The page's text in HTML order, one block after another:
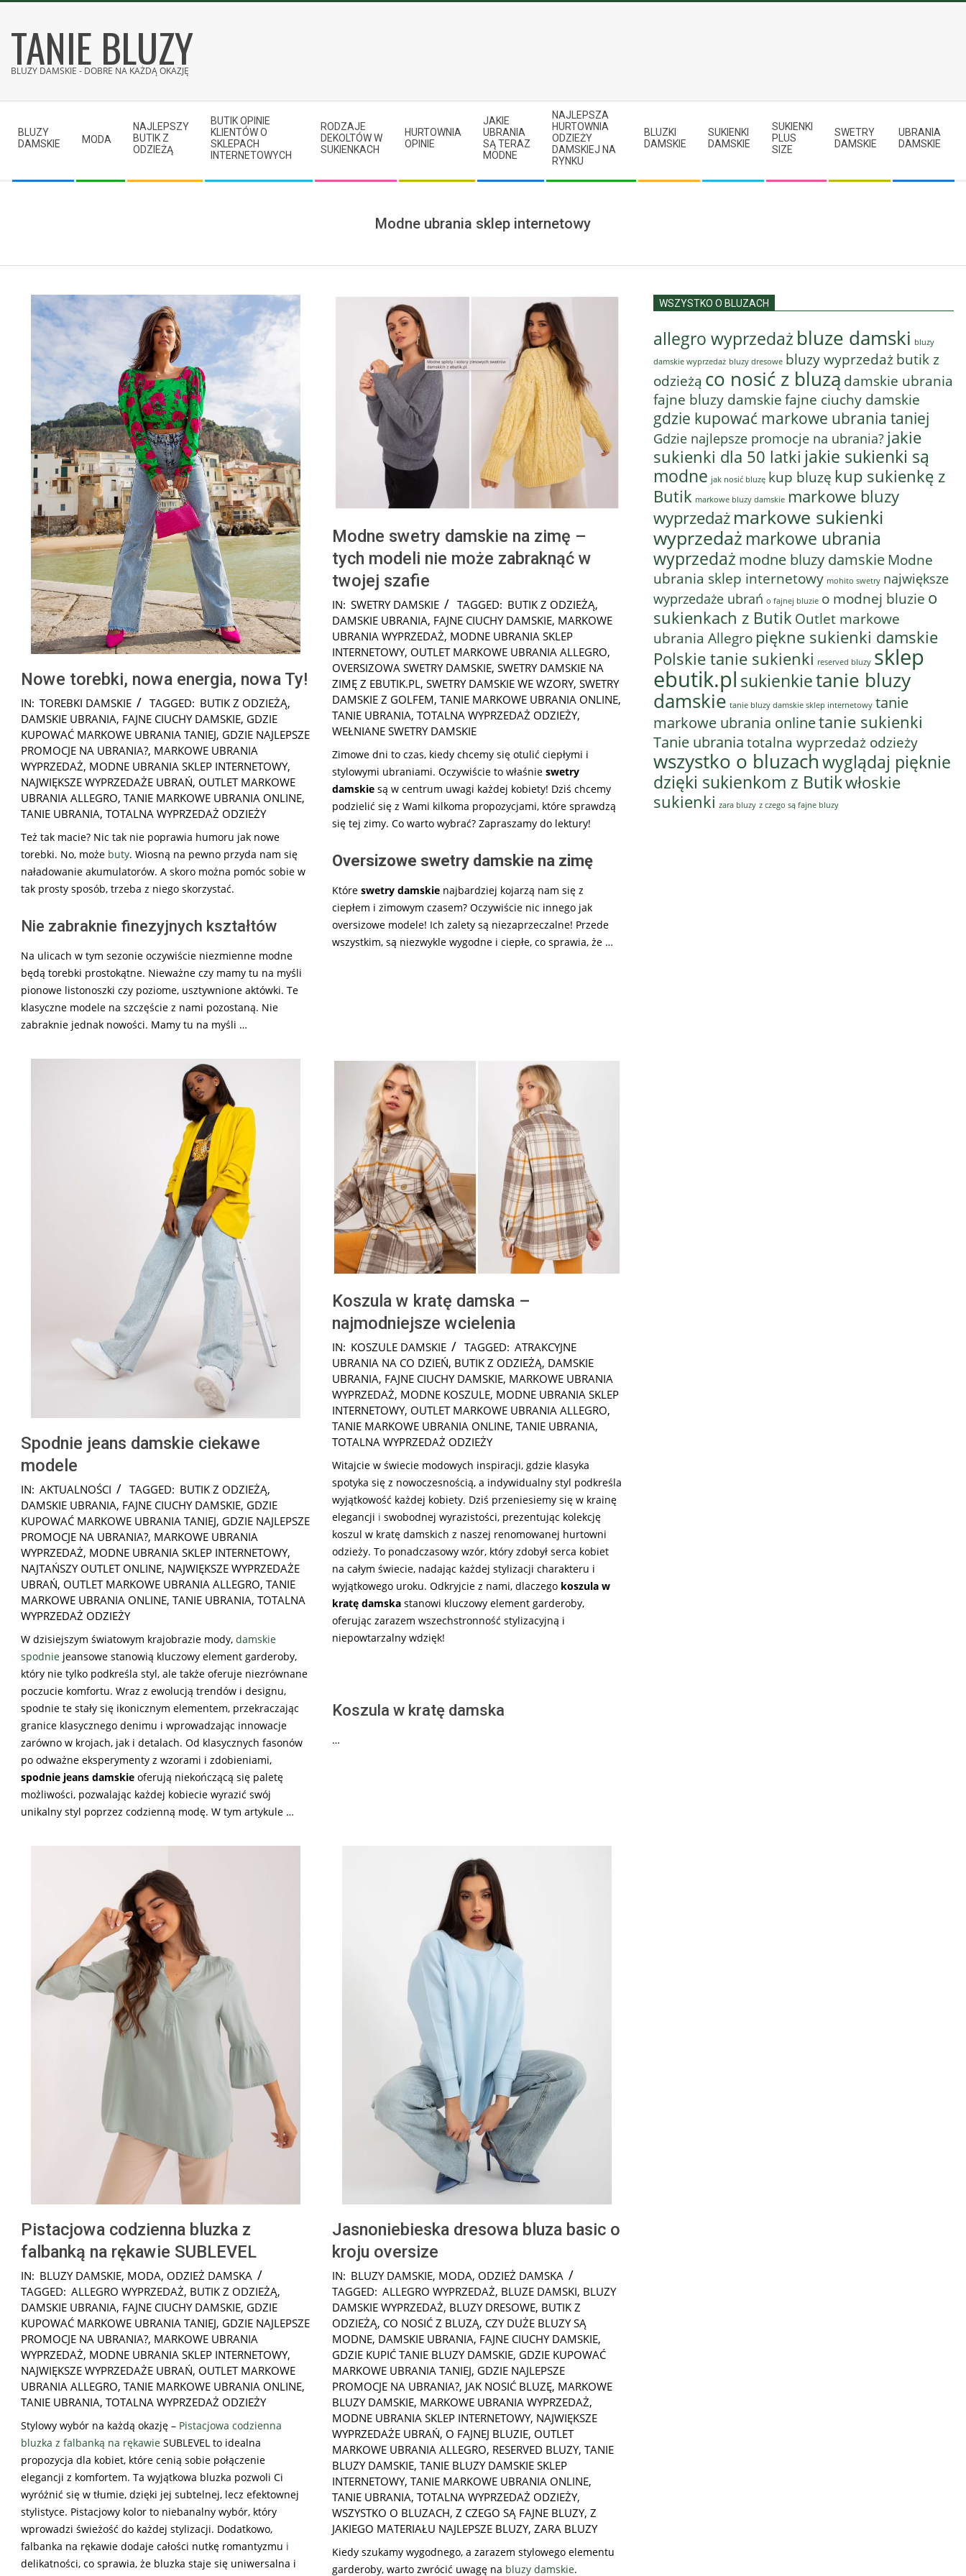
content
TANIE BLUZY
BLUZY DAMSKIE - DOBRE NA KAŻDĄ OKAZJĘ
Navigation
Menu
BLUZY
DAMSKIE
MODA
NAJLEPSZY
BUTIK Z
ODZIEŻĄ
BUTIK OPINIE
KLIENTÓW O
SKLEPACH
INTERNETOWYCH
RODZAJE
DEKOLTÓW W
SUKIENKACH
HURTOWNIA
OPINIE
JAKIE
UBRANIA
SĄ TERAZ
MODNE
NAJLEPSZA
HURTOWNIA
ODZIEŻY
DAMSKIEJ NA
RYNKU
BLUZKI
DAMSKIE
SUKIENKI
DAMSKIE
SUKIENKI
PLUS
SIZE
SWETRY
DAMSKIE
UBRANIA
DAMSKIE
Modne ubrania sklep internetowy
Nowe torebki, nowa energia, nowa Ty!
2026-
02-
26
IN: TOREBKI DAMSKIE TAGGED: BUTIK Z ODZIEŻĄ,
DAMSKIE UBRANIA, FAJNE CIUCHY DAMSKIE, GDZIE
KUPOWAĆ MARKOWE UBRANIA TANIEJ, GDZIE NAJLEPSZE
PROMOCJE NA UBRANIA?, MARKOWE UBRANIA
WYPRZEDAŻ, MODNE UBRANIA SKLEP INTERNETOWY,
NAJWIĘKSZE WYPRZEDAŻE UBRAŃ, OUTLET MARKOWE
UBRANIA ALLEGRO, TANIE MARKOWE UBRANIA ONLINE,
TANIE UBRANIA, TOTALNA WYPRZEDAŻ ODZIEŻY
Też tak macie? Nic tak nie poprawia humoru jak nowe
torebki. No, może buty. Wiosną na pewno przyda nam się
naładowanie akumulatorów. A skoro można pomóc sobie w
tak prosty sposób, trzeba z niego skorzystać.
Nie zabraknie finezyjnych kształtów
Na ulicach w tym sezonie oczywiście niezmienne modne
będą torebki prostokątne. Nieważne czy mamy tu na myśli
pionowe listonoszki czy poziome, usztywnione aktówki. Te
klasyczne modele na szczęście z nami pozostaną. Nie
zabraknie jednak nowości. Mamy tu na myśli …
Modne swetry damskie na zimę –
tych modeli nie może zabraknąć w
twojej szafie
2024-
11-
14
IN: SWETRY DAMSKIE TAGGED: BUTIK Z ODZIEŻĄ,
DAMSKIE UBRANIA, FAJNE CIUCHY DAMSKIE, MARKOWE
UBRANIA WYPRZEDAŻ, MODNE UBRANIA SKLEP
INTERNETOWY, OUTLET MARKOWE UBRANIA ALLEGRO,
OVERSIZOWA SWETRY DAMSKIE, SWETRY DAMSKIE NA
ZIMĘ Z EBUTIK.PL, SWETRY DAMSKIE WE WZORY, SWETRY
DAMSKIE Z GOLFEM, TANIE MARKOWE UBRANIA ONLINE,
TANIE UBRANIA, TOTALNA WYPRZEDAŻ ODZIEŻY,
WEŁNIANE SWETRY DAMSKIE
Zimowe dni to czas, kiedy chcemy się otulić ciepłymi i
stylowymi ubraniami. Oczywiście to właśnie swetry
damskie są w centrum uwagi każdej kobiety! Dziś chcemy
podzielić się z Wami kilkoma propozycjami, które sprawdzą
się tej zimy. Co warto wybrać? Zapraszamy do lektury!
Oversizowe swetry damskie na zimę
Które swetry damskie najbardziej kojarzą nam się z
ciepłem i zimowym czasem? Oczywiście nic innego jak
oversizowe modele! Ich zalety są niezaprzeczalne! Przede
wszystkim, są niezwykle wygodne i ciepłe, co sprawia, że …
Spodnie jeans damskie ciekawe
modele
2024-
10-
08
IN: AKTUALNOŚCI TAGGED: BUTIK Z ODZIEŻĄ,
DAMSKIE UBRANIA, FAJNE CIUCHY DAMSKIE, GDZIE
KUPOWAĆ MARKOWE UBRANIA TANIEJ, GDZIE NAJLEPSZE
PROMOCJE NA UBRANIA?, MARKOWE UBRANIA
WYPRZEDAŻ, MODNE UBRANIA SKLEP INTERNETOWY,
NAJTAŃSZY OUTLET ONLINE, NAJWIĘKSZE WYPRZEDAŻE
UBRAŃ, OUTLET MARKOWE UBRANIA ALLEGRO, TANIE
MARKOWE UBRANIA ONLINE, TANIE UBRANIA, TOTALNA
WYPRZEDAŻ ODZIEŻY
W dzisiejszym światowym krajobrazie mody, damskie
spodnie jeansowe stanowią kluczowy element garderoby,
który nie tylko podkreśla styl, ale także oferuje niezrównane
poczucie komfortu. Wraz z ewolucją trendów i designu,
spodnie te stały się ikonicznym elementem, przekraczając
granice klasycznego denimu i wprowadzając innowacje
zarówno w krojach, jak i detalach. Od klasycznych fasonów
po odważne eksperymenty z wzorami i zdobieniami,
spodnie jeans damskie oferują niekończącą się paletę
możliwości, pozwalając każdej kobiecie wyrazić swój
unikalny styl poprzez codzienną modę. W tym artykule …
Koszula w kratę damska –
najmodniejsze wcielenia
2024-
10-
08
IN: KOSZULE DAMSKIE TAGGED: ATRAKCYJNE
UBRANIA NA CO DZIEŃ, BUTIK Z ODZIEŻĄ, DAMSKIE
UBRANIA, FAJNE CIUCHY DAMSKIE, MARKOWE UBRANIA
WYPRZEDAŻ, MODNE KOSZULE, MODNE UBRANIA SKLEP
INTERNETOWY, OUTLET MARKOWE UBRANIA ALLEGRO,
TANIE MARKOWE UBRANIA ONLINE, TANIE UBRANIA,
TOTALNA WYPRZEDAŻ ODZIEŻY
Witajcie w świecie modowych inspiracji, gdzie klasyka
spotyka się z nowoczesnością, a indywidualny styl podkreśla
wyjątkowość każdej kobiety. Dziś przeniesiemy się w krainę
elegancji i swobodnej wyrazistości, prezentując kolekcję
koszul w kratę damskich z naszej renomowanej hurtowni
odzieży. To ponadczasowy wzór, który zdobył serca kobiet
na całym świecie, nadając każdej stylizacji charakteru i
wyjątkowego uroku. Odkryjcie z nami, dlaczego koszula w
kratę damska stanowi kluczowy element garderoby,
oferując zarazem wszechstronność stylizacyjną i
niepowtarzalny wdzięk!
Koszula w kratę damska
…
Pistacjowa codzienna bluzka z
falbanką na rękawie SUBLEVEL
2024-
08-
09
IN: BLUZY DAMSKIE, MODA, ODZIEŻ DAMSKA
TAGGED: ALLEGRO WYPRZEDAŻ, BUTIK Z ODZIEŻĄ,
DAMSKIE UBRANIA, FAJNE CIUCHY DAMSKIE, GDZIE
KUPOWAĆ MARKOWE UBRANIA TANIEJ, GDZIE NAJLEPSZE
PROMOCJE NA UBRANIA?, MARKOWE UBRANIA
WYPRZEDAŻ, MODNE UBRANIA SKLEP INTERNETOWY,
NAJWIĘKSZE WYPRZEDAŻE UBRAŃ, OUTLET MARKOWE
UBRANIA ALLEGRO, TANIE MARKOWE UBRANIA ONLINE,
TANIE UBRANIA, TOTALNA WYPRZEDAŻ ODZIEŻY
Stylowy wybór na każdą okazję – Pistacjowa codzienna
bluzka z falbanką na rękawie SUBLEVEL to idealna
propozycja dla kobiet, które cenią sobie połączenie
elegancji z komfortem. Ta wyjątkowa bluzka pozwoli Ci
wyróżnić się w tłumie, dzięki jej subtelnej, lecz efektownej
stylistyce. Pistacjowy kolor to niebanalny wybór, który
wprowadzi świeżość do każdej stylizacji. Dodatkowo,
falbanka na rękawie dodaje całości nutkę romantyzmu i
delikatności, co sprawia, że bluzka staje się uniwersalna i
Jasnoniebieska dresowa bluza basic o
kroju oversize
2024-
08-
08
IN: BLUZY DAMSKIE, MODA, ODZIEŻ DAMSKA
TAGGED: ALLEGRO WYPRZEDAŻ, BLUZE DAMSKI, BLUZY
DAMSKIE WYPRZEDAŻ, BLUZY DRESOWE, BUTIK Z
ODZIEŻĄ, CO NOSIĆ Z BLUZĄ, CZY DUŻE BLUZY SĄ
MODNE, DAMSKIE UBRANIA, FAJNE CIUCHY DAMSKIE,
GDZIE KUPIĆ TANIE BLUZY DAMSKIE, GDZIE KUPOWAĆ
MARKOWE UBRANIA TANIEJ, GDZIE NAJLEPSZE
PROMOCJE NA UBRANIA?, JAK NOSIĆ BLUZĘ, MARKOWE
BLUZY DAMSKIE, MARKOWE UBRANIA WYPRZEDAŻ,
MODNE UBRANIA SKLEP INTERNETOWY, NAJWIĘKSZE
WYPRZEDAŻE UBRAŃ, O FAJNEJ BLUZIE, OUTLET
MARKOWE UBRANIA ALLEGRO, RESERVED BLUZY, TANIE
BLUZY DAMSKIE, TANIE BLUZY DAMSKIE SKLEP
INTERNETOWY, TANIE MARKOWE UBRANIA ONLINE,
TANIE UBRANIA, TOTALNA WYPRZEDAŻ ODZIEŻY,
WSZYSTKO O BLUZACH, Z CZEGO SĄ FAJNE BLUZY, Z
JAKIEGO MATERIAŁU NAJLEPSZE BLUZY, ZARA BLUZY
Kiedy szukamy wygodnego, a zarazem stylowego elementu
garderoby, warto zwrócić uwagę na bluzy damskie.
WSZYSTKO O BLUZACH
allegro wyprzedaż bluze damski bluzy
damskie wyprzedaż bluzy dresowe bluzy wyprzedaż butik z
odzieżą co nosić z bluzą damskie ubrania
fajne bluzy damskiefajne ciuchy damskie
gdzie kupować markowe ubrania taniej
Gdzie najlepsze promocje na ubrania? jakie
sukienki dla 50 latki jakie sukienki są
modne jak nosić bluzę kup bluzę kup sukienkę z
Butik markowe bluzy damskie markowe bluzy
wyprzedaż markowe sukienki
wyprzedaż markowe ubrania
wyprzedaż modne bluzy damskie Modne
ubrania sklep internetowy mohito swetry największe
wyprzedaże ubrań o fajnej bluzie o modnej bluzie o
sukienkach z Butik Outlet markowe
ubrania Allegropiękne sukienki damskie
Polskie tanie sukienki reserved bluzy sklep
ebutik.pl sukienkietanie bluzy
damskie tanie bluzy damskie sklep internetowy tanie
markowe ubrania onlinetanie sukienki
Tanie ubrania totalna wyprzedaż odzieży
wszystko o bluzachwyglądaj pięknie
dzięki sukienkom z Butikwłoskie
sukienki zara bluzy z czego są fajne bluzy